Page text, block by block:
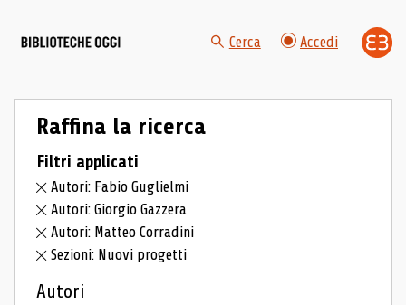
Cerca Accedi
Raffina la ricerca
Filtri applicati
Autori: Fabio Guglielmi
Autori: Giorgio Gazzera
Autori: Matteo Corradini
Sezioni: Nuovi progetti
Autori